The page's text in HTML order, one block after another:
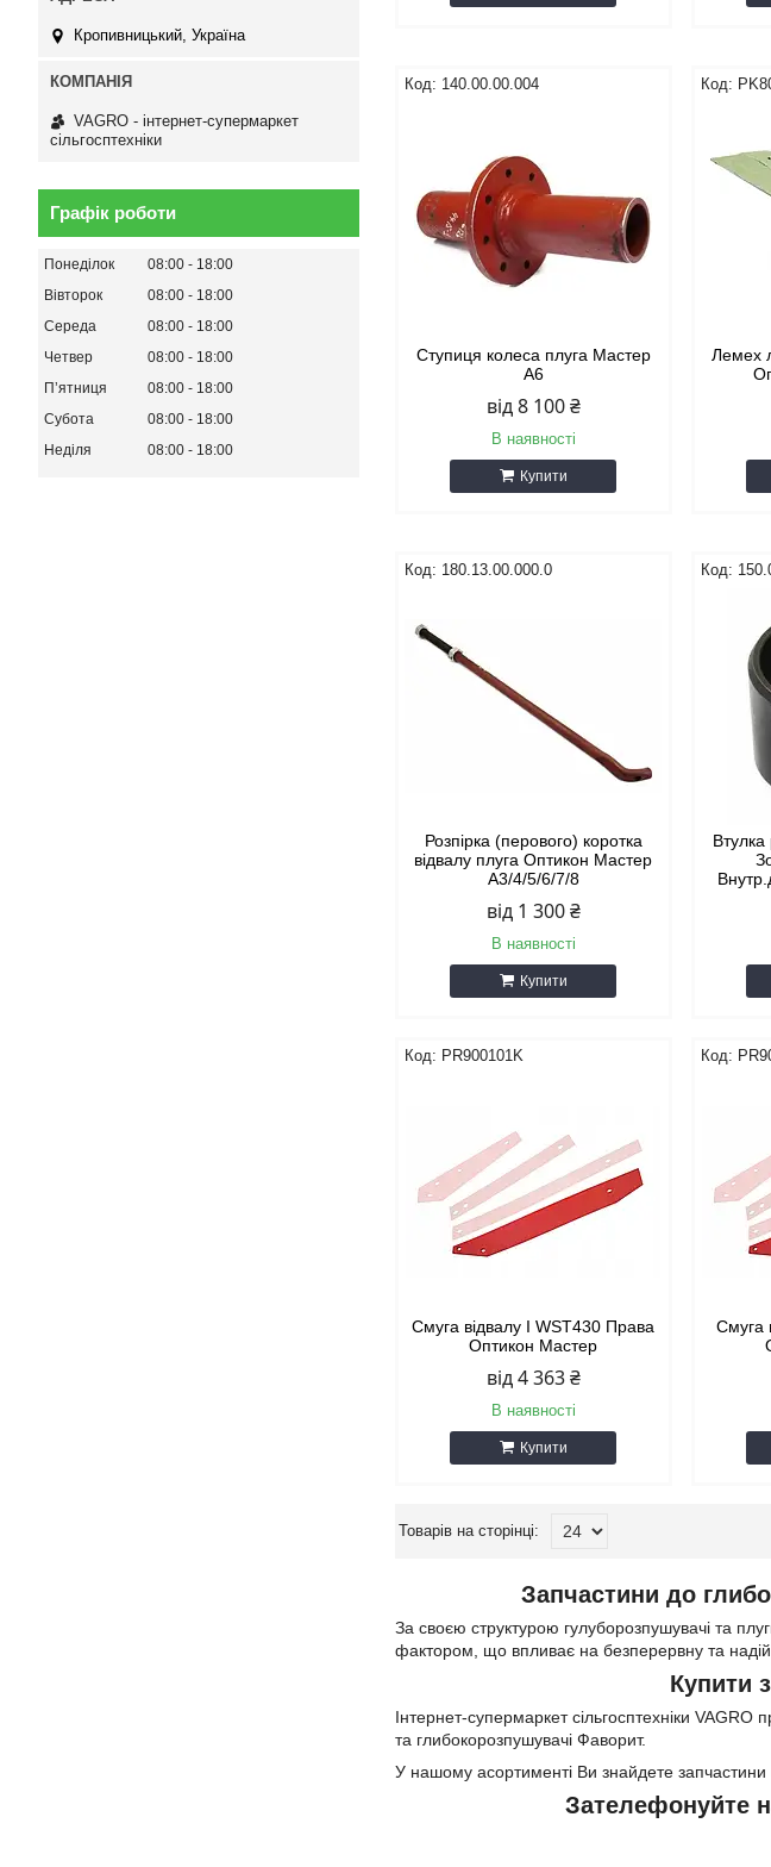
140.00.00.004
Ступиця колеса плуга Мастер
А6
від 8 100 ₴
В наявності
Купити
Лемех
180.13.00.000.0
Розпірка (перового) коротка
відвалу плуга Оптикон Мастер
А3/4/5/6/7/8
від 1 300 ₴
В наявності
Купити
PR900101K
Смуга відвалу I WST430 Права
Оптикон Мастер
від 4 363 ₴
В наявності
Купити
Смуга
Запчастини до
За своєю структурою гулуборозпушувачі та
фактором, що впливає на безперервну та
Купити
Інтернет-супермаркет сільгосптехніки
та глибокорозпушувачі Фаворит.
У нашому асортименті Ви знайдете
Зателефонуйте
Кропивницький, Україна
VAGRO - інтернет-супермаркет
сільгосптехніки
Графік роботи
Понеділок 08:00
18:00
Вівторок
08:00
18:00
Середа
08:00
18:00
Четвер
08:00
18:00
Пʼятниця
08:00
18:00
Субота
08:00
18:00
Неділя
08:00 18:00